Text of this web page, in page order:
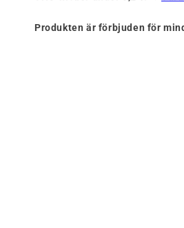
Produkten är förbjuden för